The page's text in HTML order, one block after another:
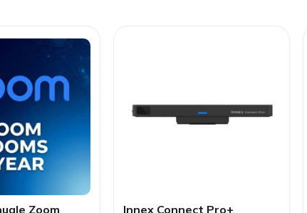
Zoom
Innex Connect Pro+